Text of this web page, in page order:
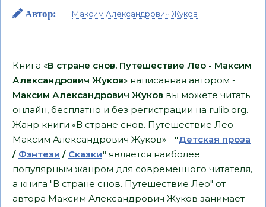
Автор: Максим Александрович Жуков
Книга «В стране снов. Путешествие Лео - Максим
Александрович Жуков» написанная автором -
Максим Александрович Жуков вы можете читать
онлайн, бесплатно и без регистрации на rulib.org.
Жанр книги «В стране снов. Путешествие Лео -
Максим Александрович Жуков» - "Детская проза
/ Фэнтези / Сказки" является наиболее
популярным жанром для современного читателя,
а книга "В стране снов. Путешествие Лео" от
автора Максим Александрович Жуков занимает